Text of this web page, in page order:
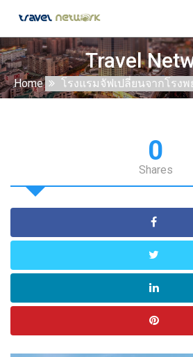
Travel
Home โรงแรมจัฟเปลี่ยนจากโรงพ
0
Shares